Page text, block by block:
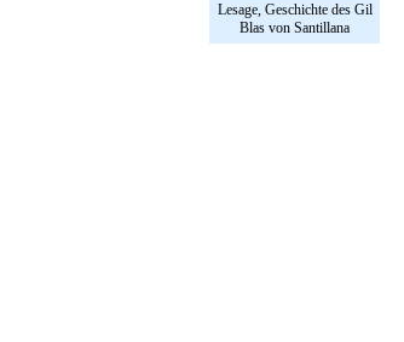
Lesage, Geschichte des Gil
Blas von Santillana